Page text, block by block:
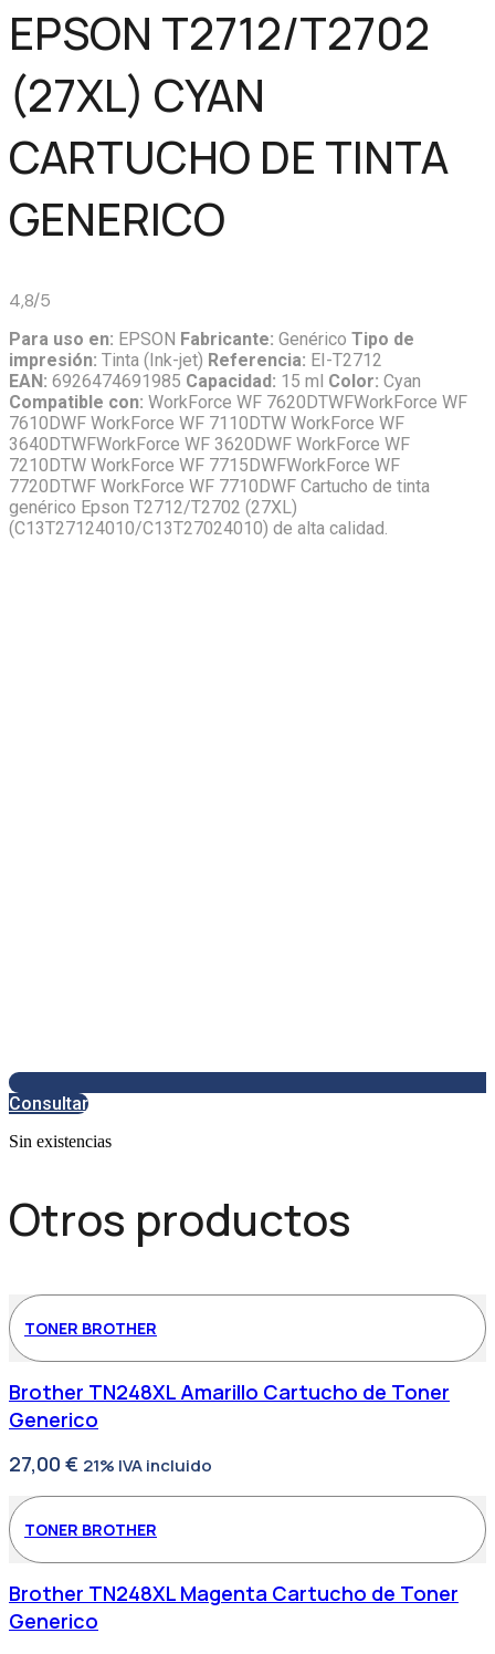
EPSON T2712/T2702
(27XL) CYAN
CARTUCHO DE TINTA
GENERICO
4,8/5
Para uso en: EPSON Fabricante: Genérico Tipo de
impresión: Tinta (Ink-jet) Referencia: EI-T2712
EAN: 6926474691985 Capacidad: 15 ml Color: Cyan
Compatible con: WorkForce WF 7620DTWFWorkForce WF
7610DWF WorkForce WF 7110DTW WorkForce WF
3640DTWFWorkForce WF 3620DWF WorkForce WF
7210DTW WorkForce WF 7715DWFWorkForce WF
7720DTWF WorkForce WF 7710DWF Cartucho de tinta
genérico Epson T2712/T2702 (27XL)
(C13T27124010/C13T27024010) de alta calidad.
Consultar
Sin existencias
Otros productos
TONER BROTHER
Brother TN248XL Amarillo Cartucho de Toner
Generico
27,00 € 21% IVA incluido
TONER BROTHER
Brother TN248XL Magenta Cartucho de Toner
Generico